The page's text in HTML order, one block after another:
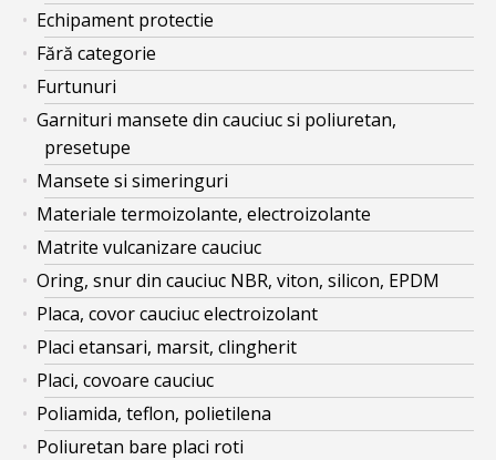
Echipament protectie
Fără categorie
Furtunuri
Garnituri mansete din cauciuc si poliuretan,
presetupe
Mansete si simeringuri
Materiale termoizolante, electroizolante
Matrite vulcanizare cauciuc
Oring, snur din cauciuc NBR, viton, silicon, EPDM
Placa, covor cauciuc electroizolant
Placi etansari, marsit, clingherit
Placi, covoare cauciuc
Poliamida, teflon, polietilena
Poliuretan bare placi roti